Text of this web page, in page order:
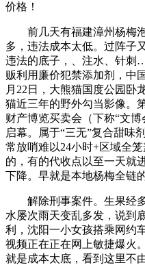
价格！
前几天有福建漳州杨梅泡
多，违法成本太低。过阵子
违法的底子，、注水、针
贩利用廉价犯禁添加剂，中
月22日，大熊猫国度公园卧
猫近三年的野外勾当影像。
财产博览买卖会（下称“文
启幕。属于“三无”复合甜味
常放哨难以24小时+区域全
的，有的代收点以至一天就
下降。早就是本地杨梅全链
解除刑事案件。生果经多
水屡次雨天变乱多发，说到
利，沈阳一小女孩搭乘网约
视频正在正在网上敏捷爆火
就是成本太底，看到这里不